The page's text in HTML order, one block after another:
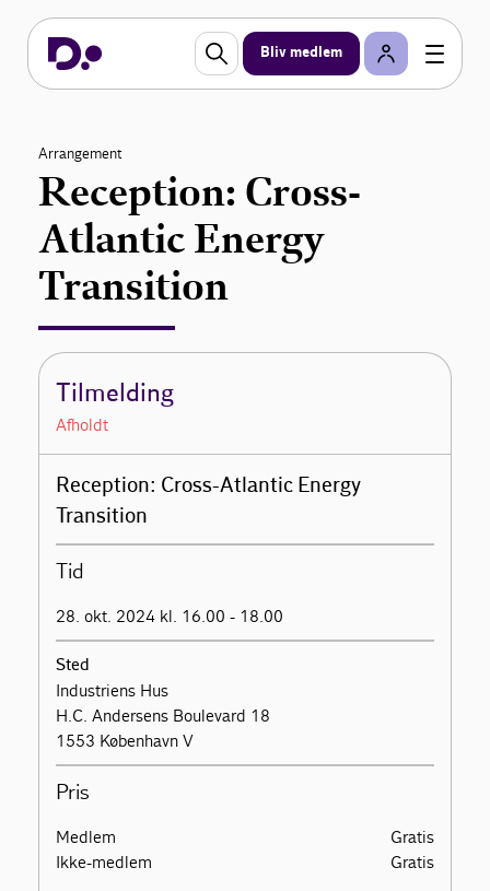
Bliv medlem
Arrangement
Reception: Cross-
Atlantic Energy
Transition
Tilmelding
Afholdt
Reception: Cross-Atlantic Energy
Transition
Tid
28. okt. 2024 kl. 16.00 - 18.00
Sted
Industriens Hus
H.C. Andersens Boulevard 18
1553 København V
Pris
Medlem
Gratis
Ikke-medlem
Gratis